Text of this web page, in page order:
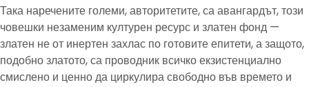
Така наречените големи, авторитетите, са авангардът, този
човешки незаменим културен ресурс и златен фонд —
златен не от инертен захлас по готовите епитети, а защото,
подобно златото, са проводник всичко екзистенциално
смислено и ценно да циркулира свободно във времето и